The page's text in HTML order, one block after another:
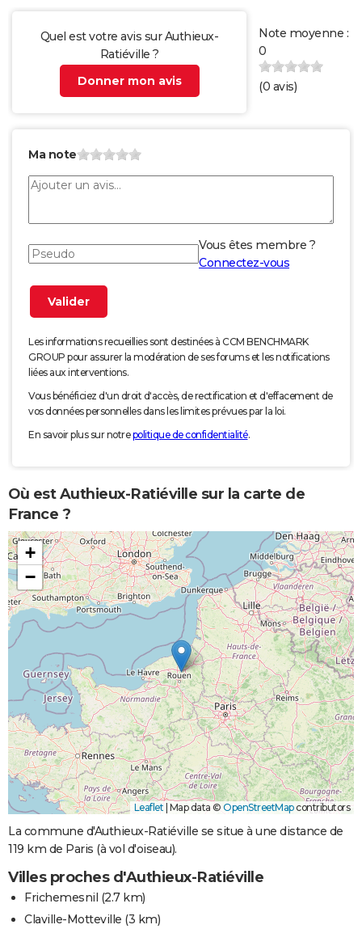
Quel est votre avis sur Authieux-
Ratiéville ?
Donner mon avis
Note moyenne :
0
(0 avis)
Ma note
Vous êtes membre ?
Connectez-vous
Les informations recueillies sont destinées à CCM BENCHMARK
GROUP pour assurer la modération de ses forums et les notifications
liées aux interventions.
Vous bénéficiez d'un droit d'accès, de rectification et d'effacement de
vos données personnelles dans les limites prévues par la loi.
En savoir plus sur notrepolitique de confidentialité.
Où est Authieux-Ratiéville sur la carte de
France ?
+
−
Leaflet Map data © OpenStreetMapcontributors
La commune d'Authieux-Ratiéville se situe à une distance de
119 km de Paris (à vol d'oiseau).
Villes proches d'Authieux-Ratiéville
Frichemesnil (2.7 km)
Claville-Motteville (3 km)